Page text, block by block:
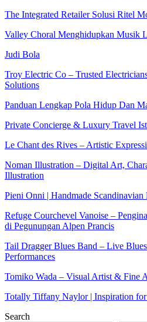
The Integrated Retailer Solusi Ritel
Valley Choral Menghidupkan Musik
Judi Bola
Troy Electric Co – Trusted
Solutions
Panduan Lengkap Pola Hidup Dan
Private Concierge & Luxury Travel
Le Chant des Rives – Artistic
Noman Illustration – Digital Art,
Illustration
Pieni Onni | Handmade
Refuge Courchevel Vanoise –
di Pegunungan Alpen Prancis
Tail Dragger Blues Band – Live
Performances
Tomiko Wada – Visual Artist & Fine
Totally Tiffany Naylor | Inspiration
Search